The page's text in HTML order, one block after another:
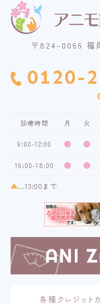
〒824-0066 福
診療時間 月 火
9:00-12:00 ● ●
16:00-18:00 ● ●
▲...13:00まで